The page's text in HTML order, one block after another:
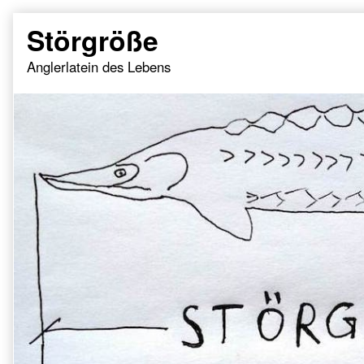
content
Störgröße
Anglerlatein des Lebens